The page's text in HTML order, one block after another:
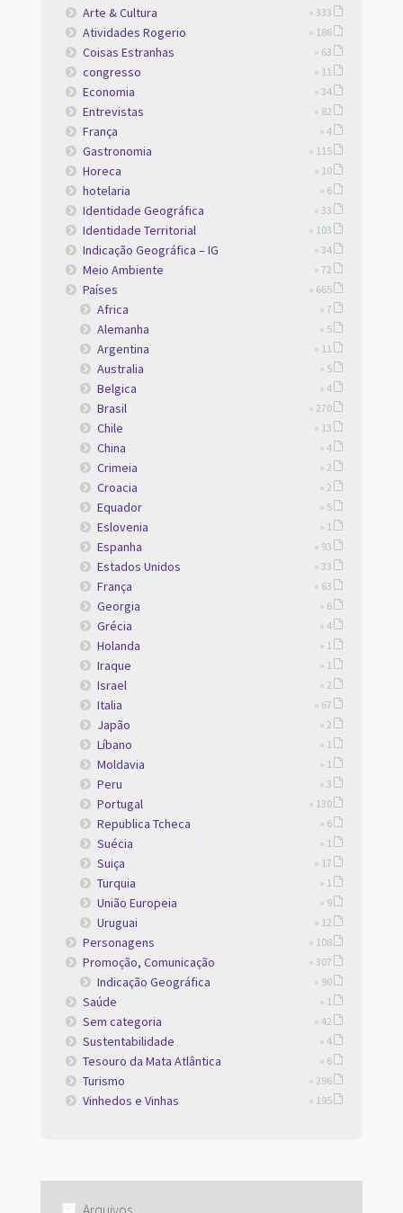
Arte & Cultura » 333
Atividades Rogerio » 186
Coisas Estranhas » 63
congresso » 11
Economia » 34
Entrevistas » 82
França » 4
Gastronomia » 115
Horeca » 10
hotelaria » 6
Identidade Geográfica » 33
Identidade Territorial » 103
Indicação Geográfica – IG » 34
Meio Ambiente » 72
Países » 665
Africa » 7
Alemanha » 5
Argentina » 11
Australia » 5
Belgica » 4
Brasil » 270
Chile » 13
China » 4
Crimeia » 2
Croacia » 2
Equador » 5
Eslovenia » 1
Espanha » 93
Estados Unidos » 33
França » 63
Georgia » 6
Grécia » 4
Holanda » 1
Iraque » 1
Israel » 2
Italia » 67
Japão » 2
Líbano » 1
Moldavia » 1
Peru » 3
Portugal » 130
Republica Tcheca » 6
Suécia » 1
Suiça » 17
Turquia » 1
União Europeia » 9
Uruguai » 12
Personagens » 108
Promoção, Comunicação » 307
Indicação Geográfica » 90
Saúde » 1
Sem categoria » 42
Sustentabilidade » 4
Tesouro da Mata Atlântica » 6
Turismo » 296
Vinhedos e Vinhas » 195